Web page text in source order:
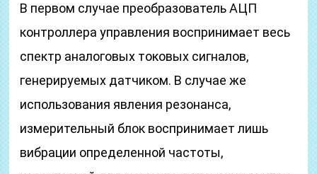
В первом случае преобразователь АЦП
контроллера управления воспринимает весь
спектр аналоговых токовых сигналов,
генерируемых датчиком. В случае же
использования явления резонанса,
измерительный блок воспринимает лишь
вибрации определенной частоты,